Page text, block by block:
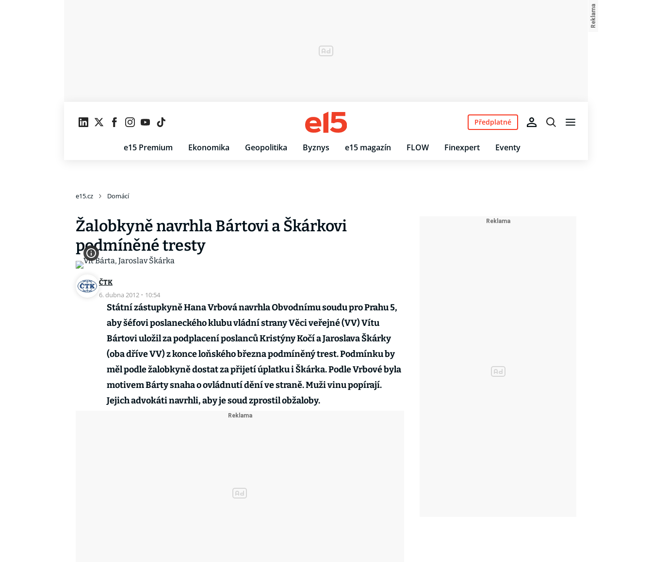
e15 Premium Ekonomika Geopolitika Byznys e15 magazín FLOW Finexpert Eventy
Předplatné
e15.cz Domácí
Žalobkyně navrhla Bártovi a Škárkovi
podmíněné tresty
ČTK
6. dubna 2012 · 10:54
Státní zástupkyně Hana Vrbová navrhla Obvodnímu soudu pro Prahu 5,
aby šéfovi poslaneckého klubu vládní strany Věci veřejné (VV) Vítu
Bártovi uložil za podplacení poslanců Kristýny Kočí a Jaroslava Škárky
(oba dříve VV) z konce loňského března podmíněný trest. Podmínku by
měl podle žalobkyně dostat za přijetí úplatku i Škárka. Podle Vrbové byla
motivem Bárty snaha o ovládnutí dění ve straně. Muži vinu popírají.
Jejich advokáti navrhli, aby je soud zprostil obžaloby.